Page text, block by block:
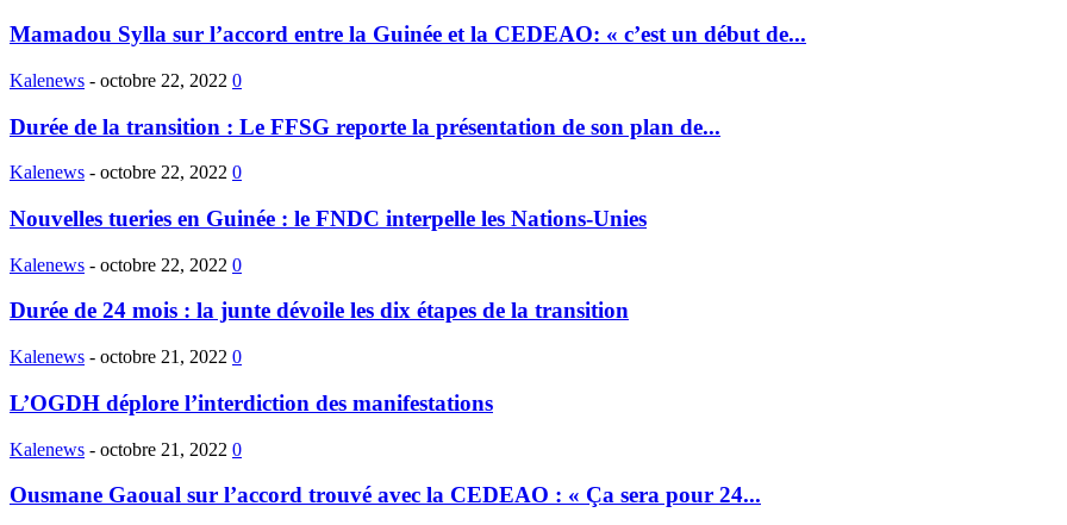
Mamadou Sylla sur l’accord entre la Guinée et la CEDEAO: « c’est un début de...
Kalenews - octobre 22, 2022 0
Durée de la transition : Le FFSG reporte la présentation de son plan de...
Kalenews - octobre 22, 2022 0
Nouvelles tueries en Guinée : le FNDC interpelle les Nations-Unies
Kalenews - octobre 22, 2022 0
Durée de 24 mois : la junte dévoile les dix étapes de la transition
Kalenews - octobre 21, 2022 0
L’OGDH déplore l’interdiction des manifestations
Kalenews - octobre 21, 2022 0
Ousmane Gaoual sur l’accord trouvé avec la CEDEAO : « Ça sera pour 24...